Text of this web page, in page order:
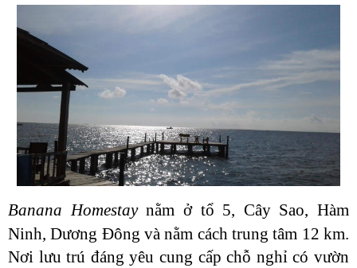
Banana Homestaynằm ở tổ 5, Cây Sao, Hàm
Ninh, Dương Đông và nằm cách trung tâm 12 km.
Nơi lưu trú đáng yêu cung cấp chỗ nghỉ có vườn